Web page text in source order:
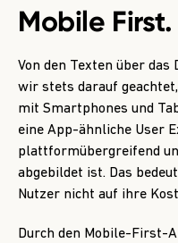
Mobile
Von den Texten über
wir stets darauf
mit Smartphones und
eine App-ähnliche User
plattformübergreifend
abgebildet ist. Das
Nutzer nicht auf ihre
Durch den Mobile-First-